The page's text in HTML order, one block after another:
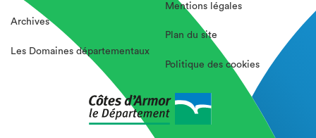
Archives
Les Domaines départementaux
Mentions légales
Plan du site
Politique des cookies